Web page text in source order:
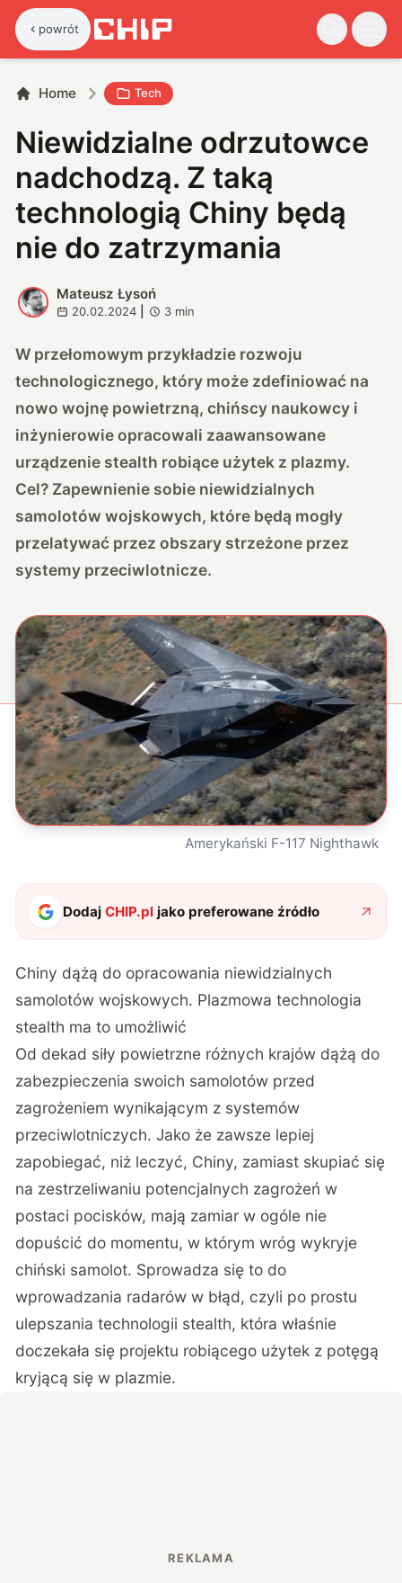
powrót
Home Tech
Niewidzialne odrzutowce
nadchodzą. Z taką
technologią Chiny będą
nie do zatrzymania
M
Mateusz Łysoń
20.02.2024 3 min
W przełomowym przykładzie rozwoju
technologicznego, który może zdefiniować na
nowo wojnę powietrzną, chińscy naukowcy i
inżynierowie opracowali zaawansowane
urządzenie stealth robiące użytek z plazmy.
Cel? Zapewnienie sobie niewidzialnych
samolotów wojskowych, które będą mogły
przelatywać przez obszary strzeżone przez
systemy przeciwlotnicze.
Amerykański F-117 Nighthawk
DodajCHIP.pl jako preferowane źródło
Chiny dążą do opracowania niewidzialnych
samolotów wojskowych. Plazmowa technologia
stealth ma to umożliwić
Od dekad siły powietrzne różnych krajów dążą do
zabezpieczenia swoich samolotów przed
zagrożeniem wynikającym z systemów
przeciwlotniczych. Jako że zawsze lepiej
zapobiegać, niż leczyć, Chiny, zamiast skupiać się
na zestrzeliwaniu potencjalnych zagrożeń w
postaci pocisków, mają zamiar w ogóle nie
dopuścić do momentu, w którym wróg wykryje
chiński samolot. Sprowadza się to do
wprowadzania radarów w błąd, czyli po prostu
ulepszania technologii stealth, która właśnie
doczekała się projektu robiącego użytek z potęgą
kryjącą się w plazmie.